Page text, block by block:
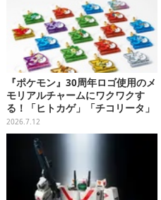
『ポケモン』30周年ロゴ使用のメ
モリアルチャームにワクワクす
る！「ヒトカゲ」「チコリータ」
たち御三家や、幻のポケモンも揃
えた全20種
2026.7.12